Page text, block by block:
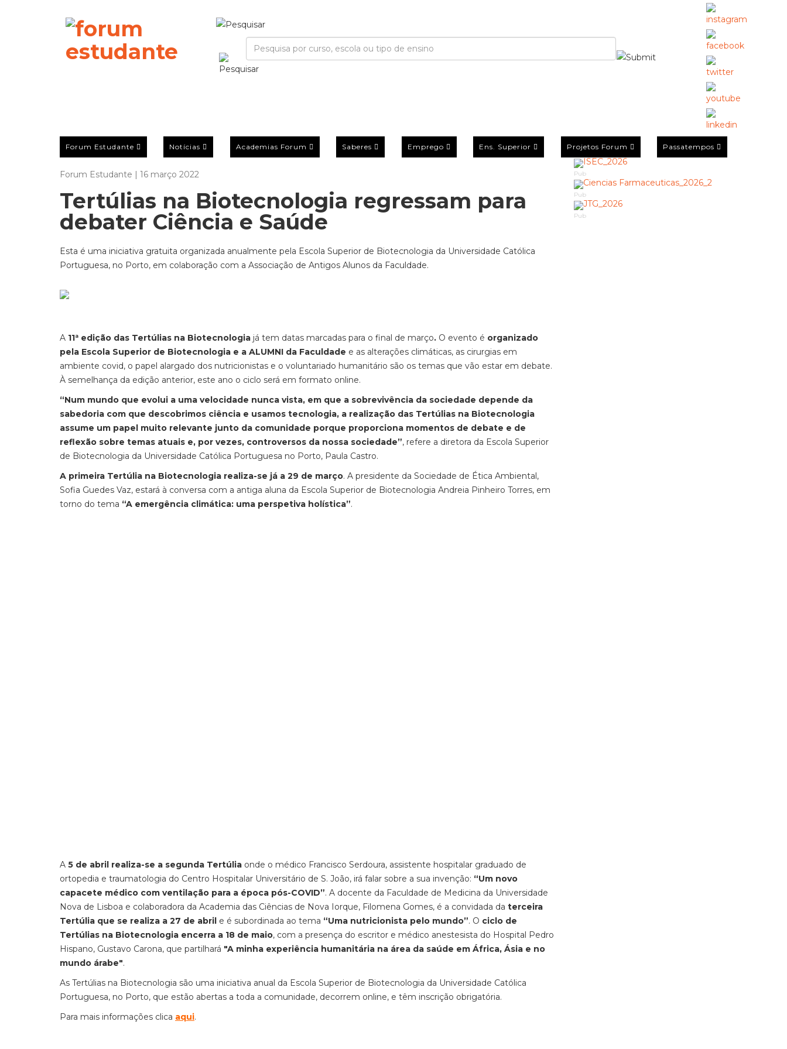
Forum Estudante Notícias Academias Forum Saberes Emprego Ens. Superior Projetos Forum Passatempos
Forum Estudante | 16 março 2022
Tertúlias na Biotecnologia regressam para
debater Ciência e Saúde
Esta é uma iniciativa gratuita organizada anualmente pela Escola Superior de Biotecnologia da Universidade Católica
Portuguesa, no Porto, em colaboração com a Associação de Antigos Alunos da Faculdade.
A 11ª edição das Tertúlias na Biotecnologia já tem datas marcadas para o final de março. O evento é organizado
pela Escola Superior de Biotecnologia e a ALUMNI da Faculdade e as alterações climáticas, as cirurgias em
ambiente covid, o papel alargado dos nutricionistas e o voluntariado humanitário são os temas que vão estar em debate.
À semelhança da edição anterior, este ano o ciclo será em formato online.
“Num mundo que evolui a uma velocidade nunca vista, em que a sobrevivência da sociedade depende da
sabedoria com que descobrimos ciência e usamos tecnologia, a realização das Tertúlias na Biotecnologia
assume um papel muito relevante junto da comunidade porque proporciona momentos de debate e de
reflexão sobre temas atuais e, por vezes, controversos da nossa sociedade”, refere a diretora da Escola Superior
de Biotecnologia da Universidade Católica Portuguesa no Porto, Paula Castro.
A primeira Tertúlia na Biotecnologia realiza-se já a 29 de março. A presidente da Sociedade de Ética Ambiental,
Sofia Guedes Vaz, estará à conversa com a antiga aluna da Escola Superior de Biotecnologia Andreia Pinheiro Torres, em
torno do tema “A emergência climática: uma perspetiva holística”.
A 5 de abril realiza-se a segunda Tertúlia onde o médico Francisco Serdoura, assistente hospitalar graduado de
ortopedia e traumatologia do Centro Hospitalar Universitário de S. João, irá falar sobre a sua invenção: “Um novo
capacete médico com ventilação para a época pós-COVID”. A docente da Faculdade de Medicina da Universidade
Nova de Lisboa e colaboradora da Academia das Ciências de Nova Iorque, Filomena Gomes, é a convidada da terceira
Tertúlia que se realiza a 27 de abril e é subordinada ao tema “Uma nutricionista pelo mundo”. O ciclo de
Tertúlias na Biotecnologia encerra a 18 de maio, com a presença do escritor e médico anestesista do Hospital Pedro
Hispano, Gustavo Carona, que partilhará "A minha experiência humanitária na área da saúde em África, Ásia e no
mundo árabe".
As Tertúlias na Biotecnologia são uma iniciativa anual da Escola Superior de Biotecnologia da Universidade Católica
Portuguesa, no Porto, que estão abertas a toda a comunidade, decorrem online, e têm inscrição obrigatória.
Para mais informações clica aqui.
Pub
Pub
Pub